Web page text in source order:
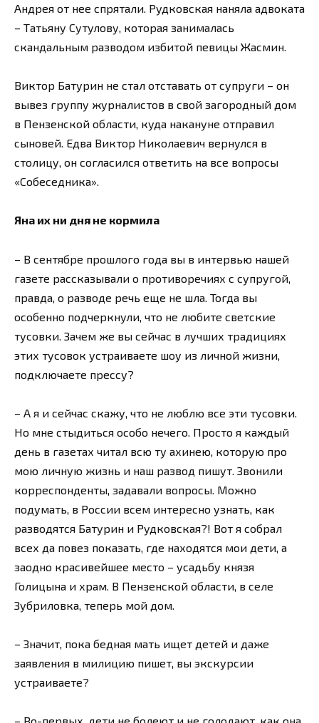
Андрея от нее спрятали. Рудковская наняла адвоката
– Татьяну Сутулову, которая занималась
скандальным разводом избитой певицы Жасмин.
Виктор Батурин не стал отставать от супруги – он
вывез группу журналистов в свой загородный дом
в Пензенской области, куда накануне отправил
сыновей. Едва Виктор Николаевич вернулся в
столицу, он согласился ответить на все вопросы
«Собеседника».
Яна их ни дня не кормила
– В сентябре прошлого года вы в интервью нашей
газете рассказывали о противоречиях с супругой,
правда, о разводе речь еще не шла. Тогда вы
особенно подчеркнули, что не любите светские
тусовки. Зачем же вы сейчас в лучших традициях
этих тусовок устраиваете шоу из личной жизни,
подключаете прессу?
– А я и сейчас скажу, что не люблю все эти тусовки.
Но мне стыдиться особо нечего. Просто я каждый
день в газетах читал всю ту ахинею, которую про
мою личную жизнь и наш развод пишут. Звонили
корреспонденты, задавали вопросы. Можно
подумать, в России всем интересно узнать, как
разводятся Батурин и Рудковская?! Вот я собрал
всех да повез показать, где находятся мои дети, а
заодно красивейшее место – усадьбу князя
Голицына и храм. В Пензенской области, в селе
Зубриловка, теперь мой дом.
– Значит, пока бедная мать ищет детей и даже
заявления в милицию пишет, вы экскурсии
устраиваете?